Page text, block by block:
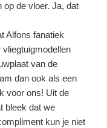
op de vloer. Ja, dat
Alfons fanatiek
van de
dan ook als een
voor ons! Uit de
bleek dat we
kun je niet